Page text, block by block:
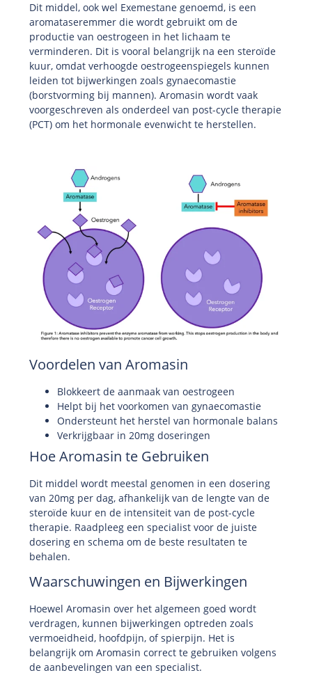
Dit middel, ook wel Exemestane genoemd, is een
aromataseremmer die wordt gebruikt om de
productie van oestrogeen in het lichaam te
verminderen. Dit is vooral belangrijk na een steroïde
kuur, omdat verhoogde oestrogeenspiegels kunnen
leiden tot bijwerkingen zoals gynaecomastie
(borstvorming bij mannen). Aromasin wordt vaak
voorgeschreven als onderdeel van post-cycle therapie
(PCT) om het hormonale evenwicht te herstellen.
Voordelen van Aromasin
Blokkeert de aanmaak van oestrogeen
Helpt bij het voorkomen van gynaecomastie
Ondersteunt het herstel van hormonale balans
Verkrijgbaar in 20mg doseringen
Hoe Aromasin te Gebruiken
Dit middel wordt meestal genomen in een dosering
van 20mg per dag, afhankelijk van de lengte van de
steroïde kuur en de intensiteit van de post-cycle
therapie. Raadpleeg een specialist voor de juiste
dosering en schema om de beste resultaten te
behalen.
Waarschuwingen en Bijwerkingen
Hoewel Aromasin over het algemeen goed wordt
verdragen, kunnen bijwerkingen optreden zoals
vermoeidheid, hoofdpijn, of spierpijn. Het is
belangrijk om Aromasin correct te gebruiken volgens
de aanbevelingen van een specialist.